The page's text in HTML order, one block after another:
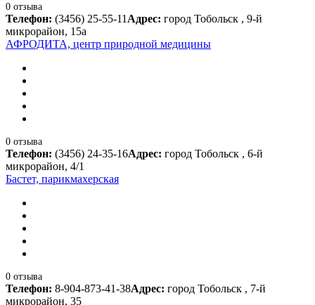
0 отзыва
Телефон: (3456) 25-55-11 Адрес: город Тобольск , 9-й
микрорайон, 15а
АФРОДИТА, центр природной медицины
0 отзыва
Телефон: (3456) 24-35-16Адрес: город Тобольск , 6-й
микрорайон, 4/1
Бастет, парикмахерская
0 отзыва
Телефон: 8-904-873-41-38Адрес: город Тобольск , 7-й
микрорайон, 35